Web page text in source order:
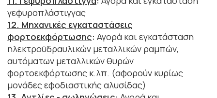
γεφυροπλάστιγγας
12. Μηχανικές εγκαταστάσεις
φορτοεκφόρτωσης: Αγορά και εγκατάσταση
ηλεκτροϋδραυλικών μεταλλικών ραμπών,
αυτόματων μεταλλικών θυρών
φορτοεκφόρτωσης κ.λπ. (αφορούν κυρίως
μονάδες εφοδιαστικής αλυσίδας)